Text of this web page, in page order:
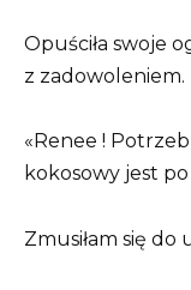
Opuściła swoje
z zadowoleniem.
«Renee !
kokosowy jest
Zmusiłam się do